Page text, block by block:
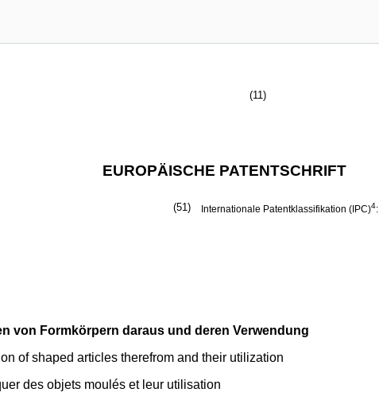
(11)
EUROPÄISCHE PATENTSCHRIFT
(51) Internationale Patentklassifikation (IPC)4:
von Formkörpern daraus und deren Verwendung
of shaped articles therefrom and their utilization
des objets moulés et leur utilisation